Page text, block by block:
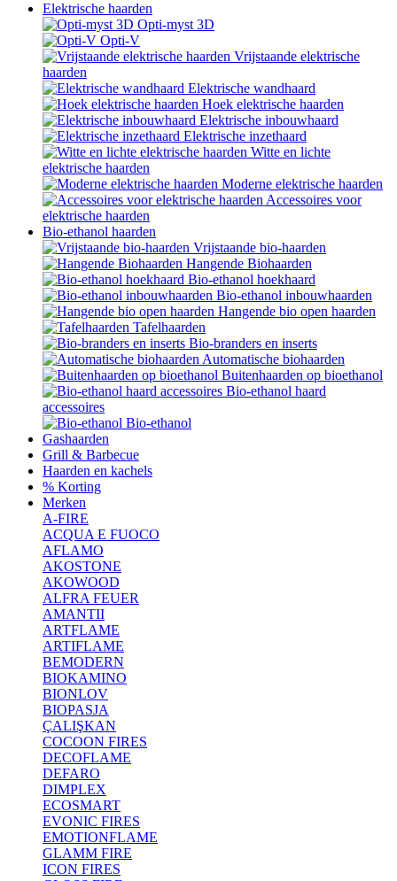
Elektrische haarden
Opti-myst 3D
Opti-V
Vrijstaande elektrische
haarden
Elektrische wandhaard
Hoek elektrische haarden
Elektrische inbouwhaard
Elektrische inzethaard
Witte en lichte
elektrische haarden
Moderne elektrische haarden
Accessoires voor
elektrische haarden
Bio-ethanol haarden
Vrijstaande bio-haarden
Hangende Biohaarden
Bio-ethanol hoekhaard
Bio-ethanol inbouwhaarden
Hangende bio open haarden
Tafelhaarden
Bio-branders en inserts
Automatische biohaarden
Buitenhaarden op bioethanol
Bio-ethanol haard
accessoires
Bio-ethanol
Gashaarden
Grill & Barbecue
Haarden en kachels
% Korting
Merken
A-FIRE
ACQUA E FUOCO
AFLAMO
AKOSTONE
AKOWOOD
ALFRA FEUER
AMANTII
ARTFLAME
ARTIFLAME
BEMODERN
BIOKAMINO
BIONLOV
BIOPASJA
ÇALIŞKAN
COCOON FIRES
DECOFLAME
DEFARO
DIMPLEX
ECOSMART
EVONIC FIRES
EMOTIONFLAME
GLAMM FIRE
ICON FIRES